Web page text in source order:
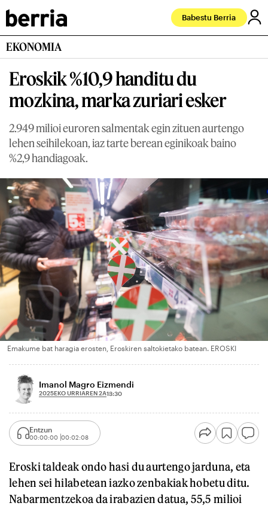
Babestu Berria
EKONOMIA
Eroskik %10,9 handitu du
mozkina, marka zuriari esker
2.949 milioi euroren salmentak egin zituen aurtengo
lehen seihilekoan, iaz tarte berean eginikoak baino
%2,9 handiagoak.
Emakume bat haragia erosten, Eroskiren saltokietako batean. EROSKI
Imanol Magro Eizmendi
2025EKO URRIAREN 2A13:30
Entzun
00:00:00 00:02:08
Eroski taldeak ondo hasi du aurtengo jarduna, eta
lehen sei hilabetean iazko zenbakiak hobetu ditu.
Nabarmentzekoa da irabazien datua, 55,5 milioi